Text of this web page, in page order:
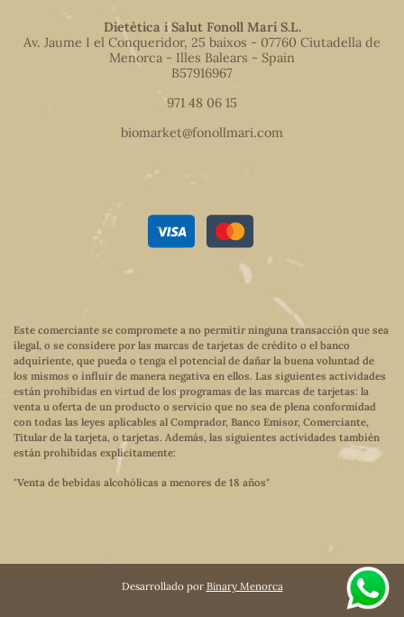
Dietètica i Salut Fonoll Marí S.L.
Av. Jaume I el Conqueridor, 25 baixos - 07760 Ciutadella de
Menorca - Illes Balears - Spain
B57916967
971 48 06 15
biomarket@fonollmari.com
Este comerciante se compromete a no permitir ninguna transacción que sea
ilegal, o se considere por las marcas de tarjetas de crédito o el banco
adquiriente, que pueda o tenga el potencial de dañar la buena voluntad de
los mismos o influir de manera negativa en ellos. Las siguientes actividades
están prohibidas en virtud de los programas de las marcas de tarjetas: la
venta u oferta de un producto o servicio que no sea de plena conformidad
con todas las leyes aplicables al Comprador, Banco Emisor, Comerciante,
Titular de la tarjeta, o tarjetas. Además, las siguientes actividades también
están prohibidas explícitamente:
"Venta de bebidas alcohólicas a menores de 18 años"
Desarrollado por Binary Menorca